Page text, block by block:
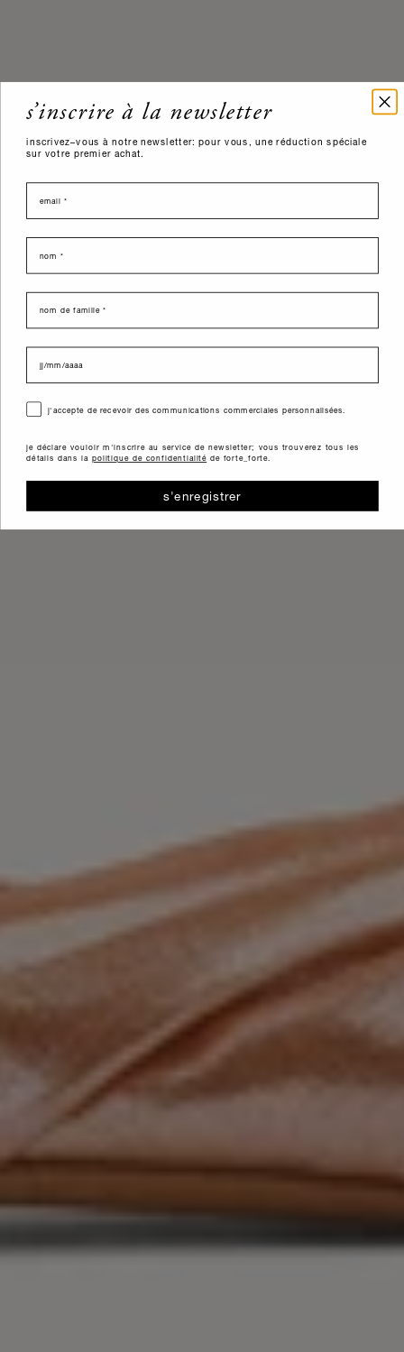
s’inscrire à la newsletter
inscrivez–vous à notre newsletter: pour vous, une réduction spéciale
sur votre premier achat.
email
nome
last name
data di nascita
consensoj'accepte de recevoir des communications commerciales personnalisées.
je déclare vouloir m'inscrire au service de newsletter; vous trouverez tous les
détails dans la politique de confidentialitéde forte_forte.
s'enregistrer